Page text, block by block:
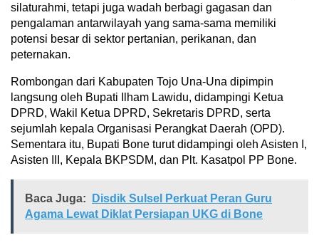
silaturahmi, tetapi juga wadah berbagi gagasan dan
pengalaman antarwilayah yang sama-sama memiliki
potensi besar di sektor pertanian, perikanan, dan
peternakan.
Rombongan dari Kabupaten Tojo Una-Una dipimpin
langsung oleh Bupati Ilham Lawidu, didampingi Ketua
DPRD, Wakil Ketua DPRD, Sekretaris DPRD, serta
sejumlah kepala Organisasi Perangkat Daerah (OPD).
Sementara itu, Bupati Bone turut didampingi oleh Asisten I,
Asisten III, Kepala BKPSDM, dan Plt. Kasatpol PP Bone.
Baca Juga:
Disdik Sulsel Perkuat Peran Guru
Agama Lewat Diklat Persiapan UKG di Bone